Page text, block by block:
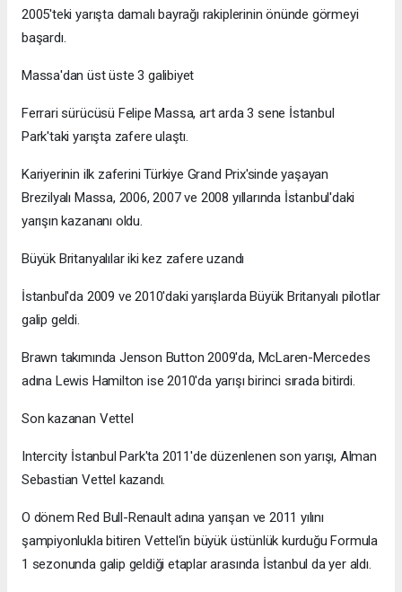
2005'teki yarışta damalı bayrağı rakiplerinin önünde görmeyi
başardı.
Massa'dan üst üste 3 galibiyet
Ferrari sürücüsü Felipe Massa, art arda 3 sene İstanbul
Park'taki yarışta zafere ulaştı.
Kariyerinin ilk zaferini Türkiye Grand Prix'sinde yaşayan
Brezilyalı Massa, 2006, 2007 ve 2008 yıllarında İstanbul'daki
yarışın kazananı oldu.
Büyük Britanyalılar iki kez zafere uzandı
İstanbul'da 2009 ve 2010'daki yarışlarda Büyük Britanyalı pilotlar
galip geldi.
Brawn takımında Jenson Button 2009'da, McLaren-Mercedes
adına Lewis Hamilton ise 2010'da yarışı birinci sırada bitirdi.
Son kazanan Vettel
Intercity İstanbul Park'ta 2011'de düzenlenen son yarışı, Alman
Sebastian Vettel kazandı.
O dönem Red Bull-Renault adına yarışan ve 2011 yılını
şampiyonlukla bitiren Vettel'in büyük üstünlük kurduğu Formula
1 sezonunda galip geldiği etaplar arasında İstanbul da yer aldı.